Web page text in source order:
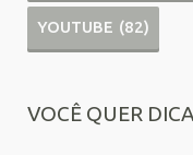
YOUTUBE (82)
VOCÊ QUER